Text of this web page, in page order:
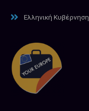
Ελληνική Κυβέρνηση